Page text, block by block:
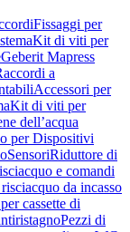
Fissaggi per
Kit di viti per
Geberit Mapress
a
Accessori per
Kit di viti per
dell’acqua
per Dispositivi
SensoriRiduttore di
e comandi
da incasso
cassette di
Pezzi di